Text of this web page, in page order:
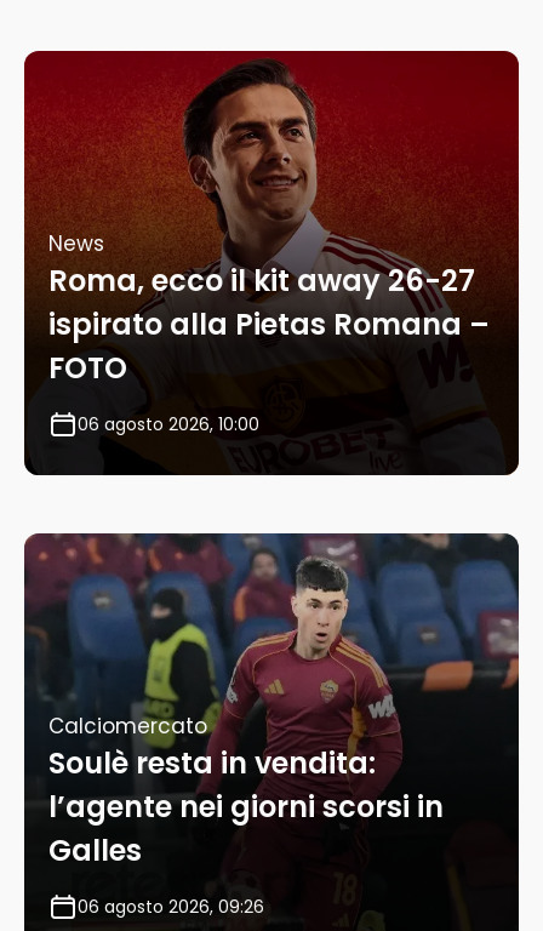
News
Roma, ecco il kit away 26-27
ispirato alla Pietas Romana –
FOTO
06 agosto 2026, 10:00
Calciomercato
Soulè resta in vendita:
l’agente nei giorni scorsi in
Galles
06 agosto 2026, 09:26